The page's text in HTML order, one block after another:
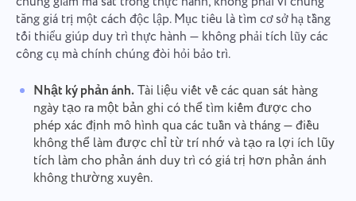
tăng giá trị một cách độc lập. Mục tiêu là tìm cơ sở hạ tầng
tối thiểu giúp duy trì thực hành — không phải tích lũy các
công cụ mà chính chúng đòi hỏi bảo trì.
Nhật ký phản ánh. Tài liệu viết về các quan sát hàng
ngày tạo ra một bản ghi có thể tìm kiếm được cho
phép xác định mô hình qua các tuần và tháng — điều
không thể làm được chỉ từ trí nhớ và tạo ra lợi ích lũy
tích làm cho phản ánh duy trì có giá trị hơn phản ánh
không thường xuyên.